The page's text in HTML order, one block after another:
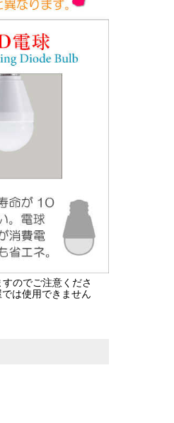
のでご注意くださ
は使用できません